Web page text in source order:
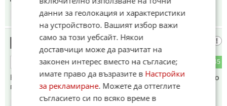
08.06.2026
Партизанско движение?!?
145
ОТГОВОР
Не смешно, жалко е. Бг медиите отново копаят дъното като
при ковид пандемията.
данни за геолокация и характеристики
на устройството. Вашият избор важи
само за този уебсайт. Някои
доставчици може да разчитат на
законен интерес вместо на съгласие;
имате право да възразите в Настройки
за рекламиране. Можете да оттеглите
съгласието си по всяко време в